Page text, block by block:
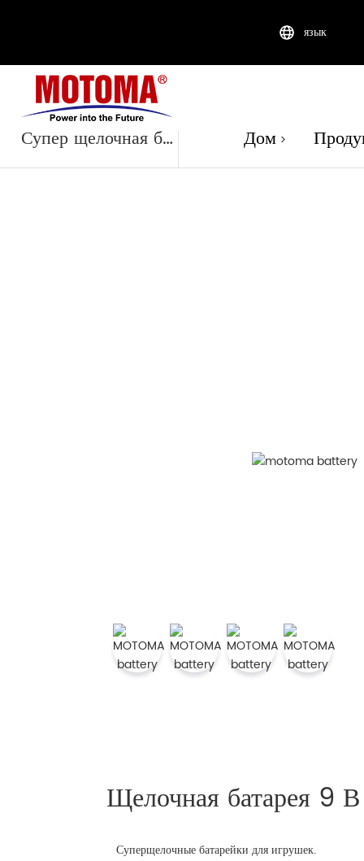
язык
Супер щелочная батарея Дом >
Щелочная батарея 9 В
Суперщелочные батарейки для игрушек.